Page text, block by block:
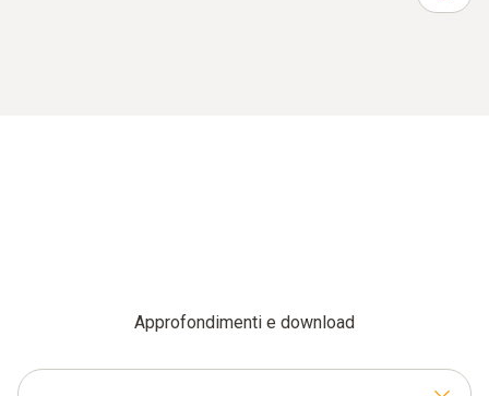
Approfondimenti e download